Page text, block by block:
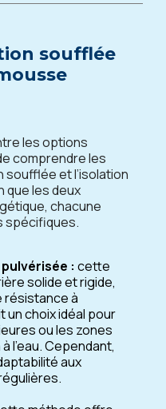
soufflée
les options
comprendre les
soufflée et l’isolation
que les deux
chacune
spécifiques.
: cette
solide et rigide,
résistance à
un choix idéal pour
ou les zones
l’eau. Cependant,
aux